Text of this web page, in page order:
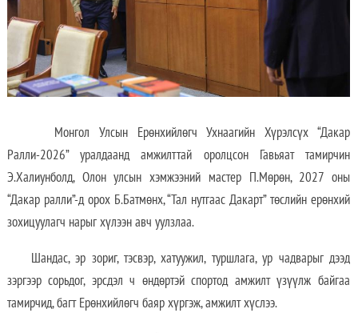
Монгол Улсын Ерөнхийлөгч Ухнаагийн Хүрэлсүх “Дакар
Ралли-2026” уралдаанд амжилттай оролцсон Гавьяат тамирчин
Э.Халиунболд, Олон улсын хэмжээний мастер П.Мөрөн, 2027 оны
“Дакар ралли”-д орох Б.Батмөнх, “Тал нутгаас Дакарт” төслийн ерөнхий
зохицуулагч нарыг хүлээн авч уулзлаа.
Шандас, эр зориг, тэсвэр, хатуужил, туршлага, ур чадварыг дээд
зэргээр сорьдог, эрсдэл ч өндөртэй спортод амжилт үзүүлж байгаа
тамирчид, багт Ерөнхийлөгч баяр хүргэж, амжилт хүслээ.